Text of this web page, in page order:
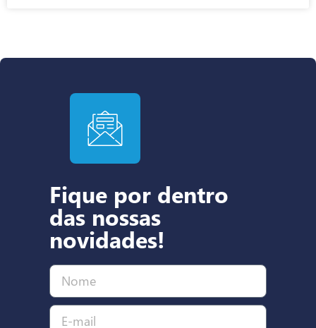
Fique por dentro
das nossas
novidades!